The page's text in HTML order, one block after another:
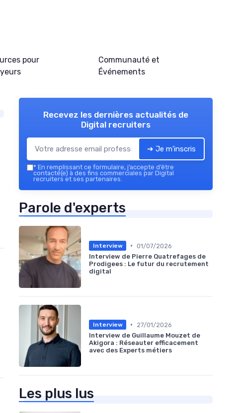
pour
Communauté et
Événements
Recevez les dernières actualités de
Digital recruiters
➔ Je m'inscris
* En remplissant ce formulaire, j’accepte d’être
contacté(e) à des fins commerciales par Digital
recruiters et ses partenaires.
Parole d'experts
Interview • 01/07/2026
Interview de Pierre Quatrefages de
Prodigees : Le futur du recrutement
digital
Interview •
27/01/2026
Interview de Guillaume Mouzet de
Akigora : Réseauter efficacement
avec des Experts métiers
Les plus lus